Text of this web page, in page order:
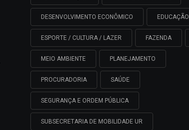
DESENVOLVIMENTO ECONÔMICO EDUCAÇÃO
ESPORTE / CULTURA / LAZER FAZENDA
MEIO AMBIENTE PLANEJAMENTO
PROCURADORIA SAÚDE
SEGURANÇA E ORDEM PÚBLICA
SUBSECRETARIA DE MOBILIDADE UR